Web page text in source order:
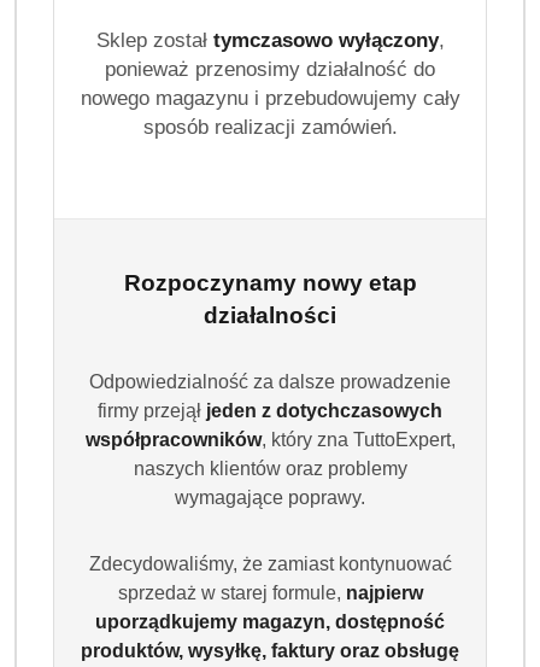
Sklep został tymczasowo wyłączony,
ponieważ przenosimy działalność do
nowego magazynu i przebudowujemy cały
sposób realizacji zamówień.
Rozpoczynamy nowy etap
działalności
Odpowiedzialność za dalsze prowadzenie
firmy przejął jeden z dotychczasowych
współpracowników, który zna TuttoExpert,
naszych klientów oraz problemy
wymagające poprawy.
Zdecydowaliśmy, że zamiast kontynuować
sprzedaż w starej formule, najpierw
uporządkujemy magazyn, dostępność
produktów, wysyłkę, faktury oraz obsługę